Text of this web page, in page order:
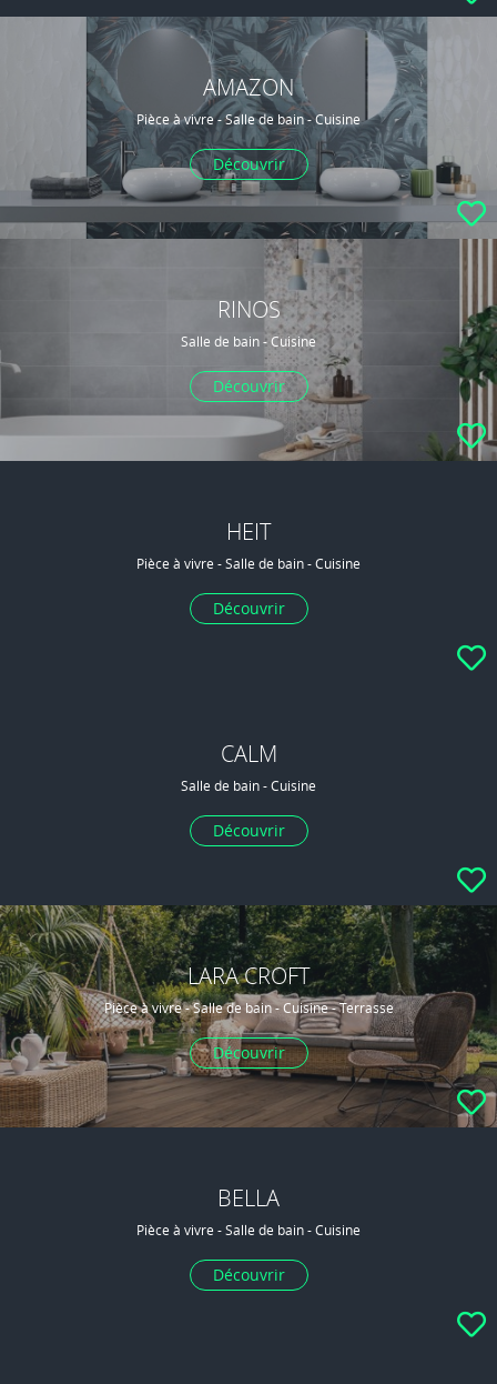
AMAZON
Pièce à vivre - Salle de bain - Cuisine
Découvrir
RINOS
Salle de bain - Cuisine
Découvrir
HEIT
Pièce à vivre - Salle de bain - Cuisine
Découvrir
CALM
Salle de bain - Cuisine
Découvrir
LARA CROFT
Pièce à vivre - Salle de bain - Cuisine - Terrasse
Découvrir
BELLA
Pièce à vivre - Salle de bain - Cuisine
Découvrir